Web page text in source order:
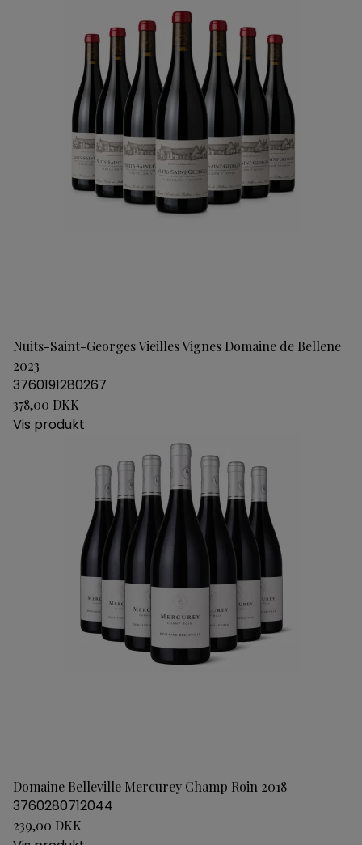
Nuits-Saint-Georges Vieilles Vignes Domaine de Bellene
2023
3760191280267
378,00 DKK
Vis produkt
Domaine Belleville Mercurey Champ Roin 2018
3760280712044
239,00 DKK